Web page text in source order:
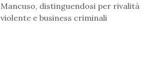
Mancuso, distinguendosi per rivalità
violente e business criminali